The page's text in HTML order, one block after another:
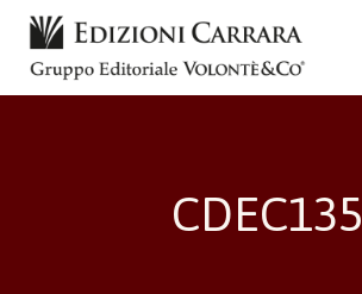
Salta
contenuto
CDEC135